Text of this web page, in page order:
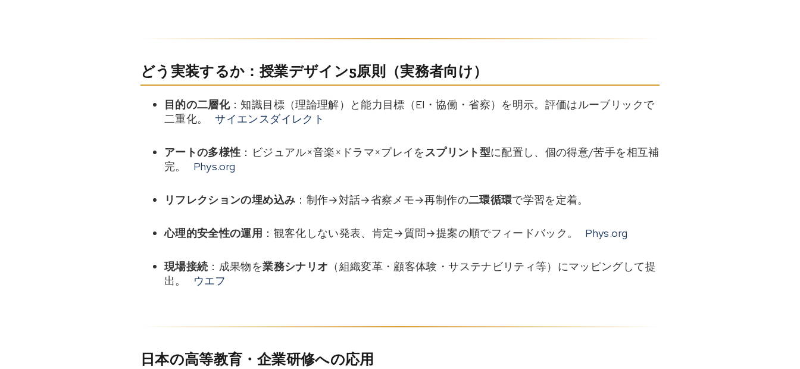
どう実装するか：授業デザイン5原則（実務者向け）
目的の二層化：知識目標（理論理解）と能力目標（EI・協働・省察）を明示。評価はルーブリックで
二重化。
サイエンスダイレクト
アートの多様性 ：ビジュアル×音楽×ドラマ×プレイをスプリント型に配置し、個の得意/苦手を相互補
完。
Phys.org
リフレクションの埋め込み ：制作→対話→省察メモ→再制作の二環循環で学習を定着。
心理的安全性の運用 ：観客化しない発表、肯定→質問→提案の順でフィードバック。 Phys.org
現場接続 ：成果物を業務シナリオ （組織変革・顧客体験・サステナビリティ等）にマッピングして提
出。
ウエフ
日本の高等教育・企業研修への応用